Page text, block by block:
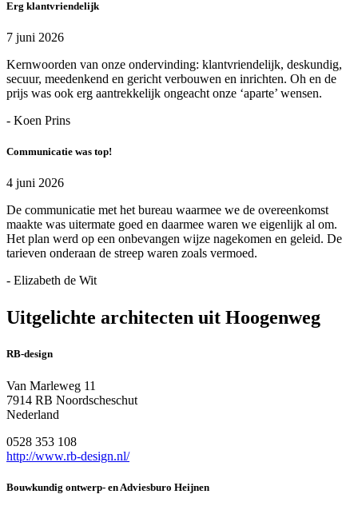
Erg klantvriendelijk
7 juni 2026
Kernwoorden van onze ondervinding: klantvriendelijk, deskundig,
secuur, meedenkend en gericht verbouwen en inrichten. Oh en de
prijs was ook erg aantrekkelijk ongeacht onze ‘aparte’ wensen.
- Koen Prins
Communicatie was top!
4 juni 2026
De communicatie met het bureau waarmee we de overeenkomst
maakte was uitermate goed en daarmee waren we eigenlijk al om.
Het plan werd op een onbevangen wijze nagekomen en geleid. De
tarieven onderaan de streep waren zoals vermoed.
- Elizabeth de Wit
Uitgelichte architecten uit Hoogenweg
RB-design
Van Marleweg 11
7914 RB Noordscheschut
Nederland
0528 353 108
http://www.rb-design.nl/
Bouwkundig ontwerp- en Adviesburo Heijnen